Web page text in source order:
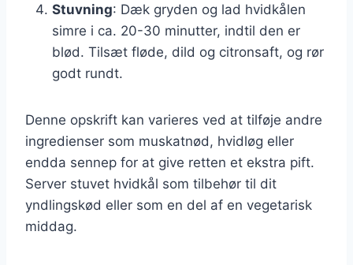
Stuvning: Dæk gryden og lad hvidkålen
simre i ca. 20-30 minutter, indtil den er
blød. Tilsæt fløde, dild og citronsaft, og rør
godt rundt.
Denne opskrift kan varieres ved at tilføje andre
ingredienser som muskatnød, hvidløg eller
endda sennep for at give retten et ekstra pift.
Server stuvet hvidkål som tilbehør til dit
yndlingskød eller som en del af en vegetarisk
middag.